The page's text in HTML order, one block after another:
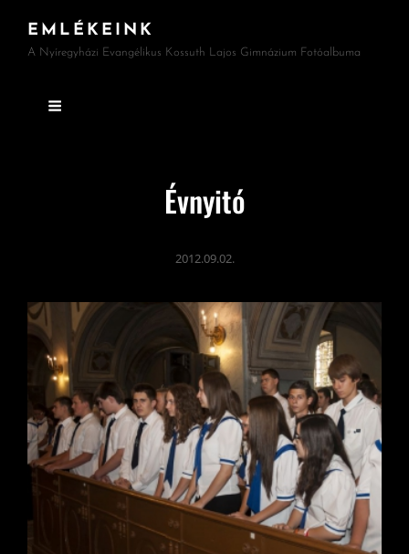
EMLÉKEINK
A Nyíregyházi Evangélikus Kossuth Lajos Gimnázium Fotóalbuma
Évnyitó
2012.09.02.